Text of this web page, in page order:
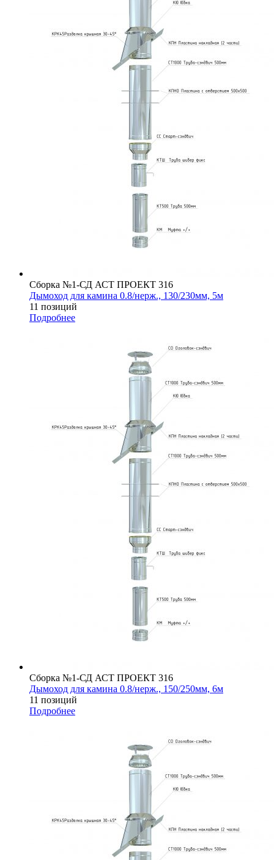
Сборка №1-СД АСТ ПРОЕКТ 316
Дымоход для камина 0.8/нерж., 130/230мм, 5м
11 позиций
Подробнее
Сборка №1-СД АСТ ПРОЕКТ 316
Дымоход для камина 0.8/нерж., 150/250мм, 6м
11 позиций
Подробнее